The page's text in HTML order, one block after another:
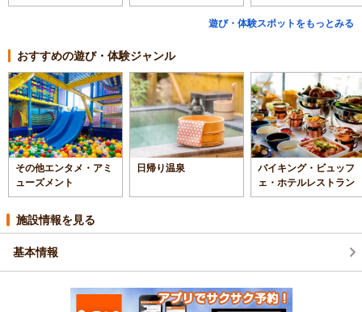
遊び・体験スポットをもっとみる
おすすめの遊び・体験ジャンル
その他エンタメ・アミ
ューズメント
日帰り温泉
バイキング・ビュッフ
ェ・ホテルレストラン
施設情報を見る
基本情報